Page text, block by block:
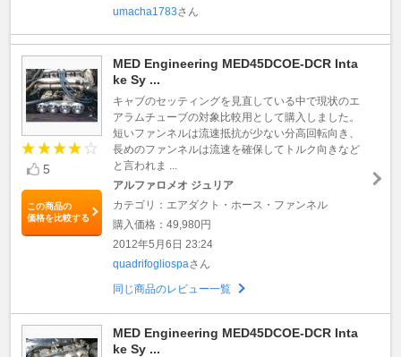
umacha1783さん
5
この商品の
価格を比較する
MED Engineering MED45DCOE-DCR Inta
ke Sy ...
キャブのセッティングを見直している中で現状のエ
アラムチューブの対象比較用として購入しました。
短いファンネルは流速抵抗が少ない分高回転向き、
長めのファンネルは流速を確保してトルク向きなど
と言われま ...
アルファロメオ ジュリア
カテゴリ：エアダクト・ホース・ファンネル
購入価格：49,980円
2012年5月6日 23:24
quadrifogliospaさん
同じ商品のレビュー一覧
MED Engineering MED45DCOE-DCR Inta
ke Sy ...